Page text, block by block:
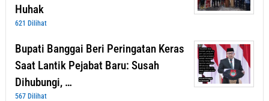
Huhak
621 Dilihat
Bupati Banggai Beri Peringatan Keras
Saat Lantik Pejabat Baru: Susah
Dihubungi, …
567 Dilihat